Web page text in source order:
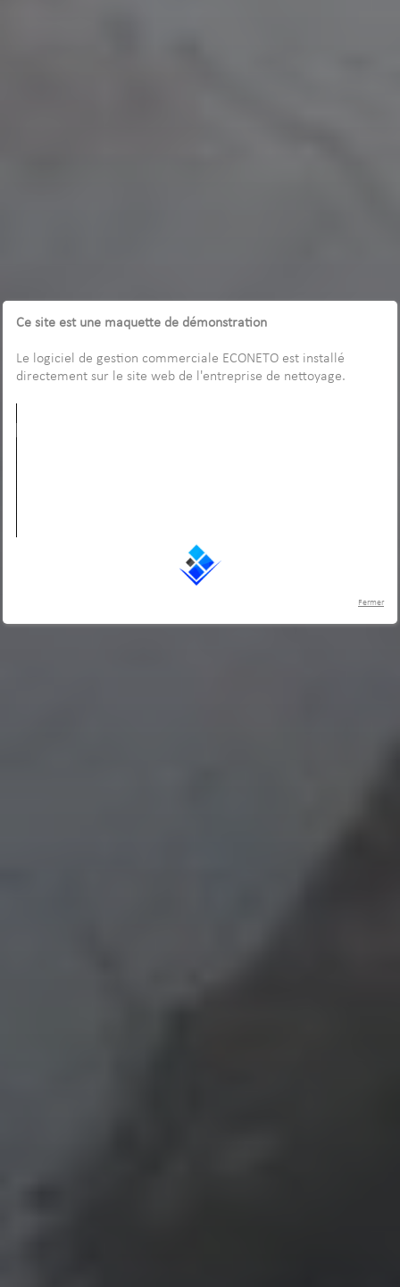
Ce site est une maquette de démonstration
Le logiciel de gestion commerciale ECONETO est installé
directement sur le site web de l'entreprise de nettoyage.
Fermer